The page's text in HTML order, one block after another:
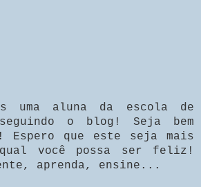
uma aluna da escola de
o blog! Seja bem
Espero que este seja mais
qual você possa ser feliz!
aprenda, ensine...